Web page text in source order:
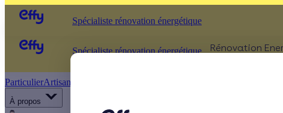
ParticulierArtisan / installateur
À propos
Spécialiste rénovation énergétique Rénovation
Spécialiste rénovation énergétique